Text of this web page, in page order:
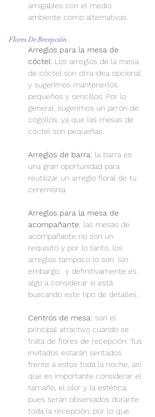
amigables con el medio
ambiente como alternativas.
Flores De Recepción
Arreglos para la mesa de
cóctel: Los arreglos de la mesa
de cóctel son otra idea opcional
y sugerimos mantenerlos
pequeños y sencillos. Por lo
general, sugerimos un jarrón de
cogollos, ya que las mesas de
cóctel son pequeñas.
Arreglos de barra: la barra es
una gran oportunidad para
reutilizar un arreglo floral de tu
ceremonia.
Arreglos para la mesa de
acompañante: las mesas de
acompañante no son un
requisito y por lo tanto, los
arreglos tampoco lo son. Sin
embargo,  y definitivamente es
algo a considerar si está
buscando este tipo de detalles.
Centros de mesa: son el
principal atractivo cuando se
trata de flores de recepción. Tus
invitados estarán sentados
frente a estos toda la noche, así
que es importante considerar el
tamaño, el olor y la estética,
pues serán observados durante
toda la recepción, por lo que